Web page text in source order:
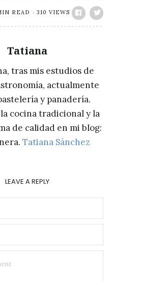
READ 310 VIEWS
Tatiana
tras mis estudios de
actualmente
y panadería.
cocina tradicional y la
de calidad en mi blog:
Tatiana Sánchez
LEAVE A REPLY